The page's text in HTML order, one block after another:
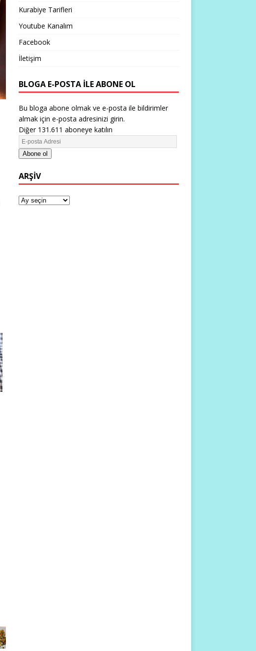
Kurabiye Tarifleri
Youtube Kanalım
Facebook
İletişim
BLOGA E-POSTA ILE ABONE OL
Bu bloga abone olmak ve e-posta ile bildirimler
almak için e-posta adresinizi girin.
Diğer 131.611 aboneye katılın
Abone ol
ARŞIV